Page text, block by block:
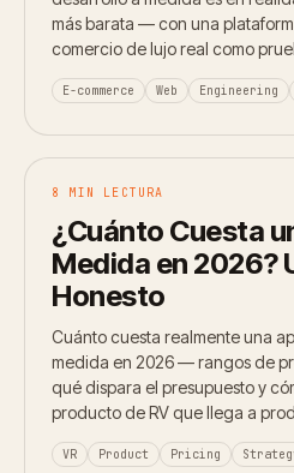
más barata — con una
comercio de lujo real como
E-commerce Web Engineering
8 MIN LECTURA
¿Cuánto Cuesta
Medida en 2026?
Honesto
Cuánto cuesta realmente una
medida en 2026 — rangos de
qué dispara el presupuesto y
producto de RV que llega a
VR Product Pricing